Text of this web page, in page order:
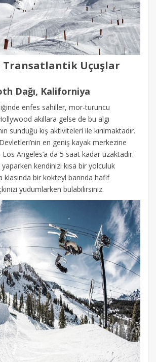
Transatlantik Uçuşlar
Dağı, Kaliforniya
enfes sahiller, mor-turuncu
akıllara gelse de bu algı
sunduğu kış aktiviteleri ile kırılmaktadır.
en geniş kayak merkezine
Angeles’a da 5 saat kadar uzaktadır.
kendinizi kısa bir yolculuk
klasında bir kokteyl barında hafif
yudumlarken bulabilirsiniz.